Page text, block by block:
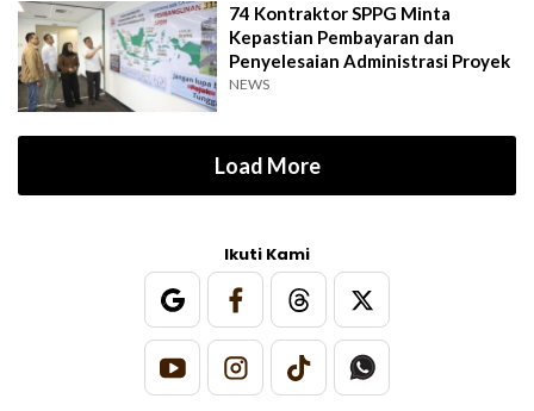
74 Kontraktor SPPG Minta
Kepastian Pembayaran dan
Penyelesaian Administrasi Proyek
NEWS
Load More
Ikuti Kami